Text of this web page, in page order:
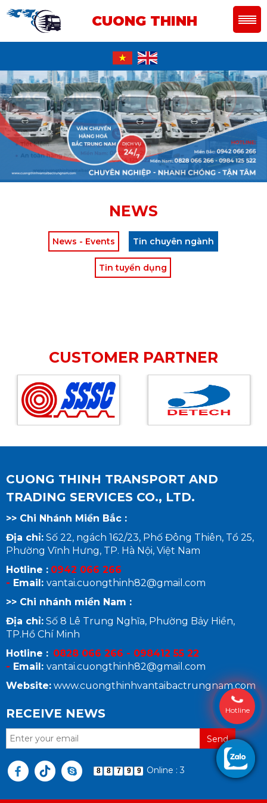
CUONG THINH
NEWS
News - Events Tin chuyên ngành
Tin tuyển dụng
CUSTOMER PARTNER
CUONG THINH TRANSPORT AND
TRADING SERVICES CO., LTD.
>> Chi Nhánh Miền Bắc :
Địa chỉ: Số 22, ngách 162/23, Phố Đông Thiên, Tổ 25,
Phường Vĩnh Hưng, TP. Hà Nội, Việt Nam
Hotline : 0942 066 266
- Email: vantai.cuongthinh82@gmail.com
>> Chi nhánh miền Nam :
Địa chỉ: Số 8 Lê Trung Nghĩa, Phường Bảy Hiền,
TP.Hồ Chí Minh
Hotline : 0828 066 266 - 098412 55 22
- Email: vantai.cuongthinh82@gmail.com
Website: www.cuongthinhvantaibactrungnam.com
RECEIVE NEWS
8 8 7 9 9 Online : 3
Hotline